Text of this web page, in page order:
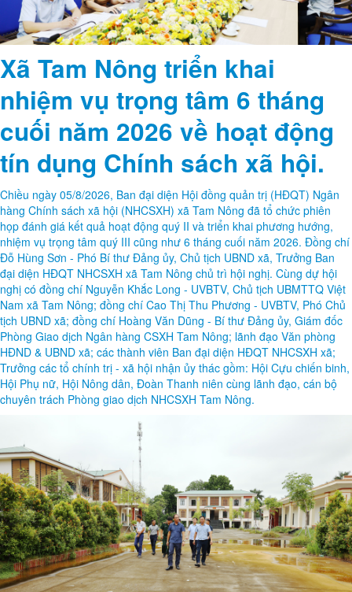
Xã Tam Nông triển khai
nhiệm vụ trọng tâm 6 tháng
cuối năm 2026 về hoạt động
tín dụng Chính sách xã hội.
Chiều ngày 05/8/2026, Ban đại diện Hội đồng quản trị (HĐQT) Ngân
hàng Chính sách xã hội (NHCSXH) xã Tam Nông đã tổ chức phiên
họp đánh giá kết quả hoạt động quý II và triển khai phương hướng,
nhiệm vụ trọng tâm quý III cũng như 6 tháng cuối năm 2026. Đồng chí
Đỗ Hùng Sơn - Phó Bí thư Đảng ủy, Chủ tịch UBND xã, Trưởng Ban
đại diện HĐQT NHCSXH xã Tam Nông chủ trì hội nghị. Cùng dự hội
nghị có đồng chí Nguyễn Khắc Long - UVBTV, Chủ tịch UBMTTQ Việt
Nam xã Tam Nông; đồng chí Cao Thị Thu Phương - UVBTV, Phó Chủ
tịch UBND xã; đồng chí Hoàng Văn Dũng - Bí thư Đảng ủy, Giám đốc
Phòng Giao dịch Ngân hàng CSXH Tam Nông; lãnh đạo Văn phòng
HĐND & UBND xã; các thành viên Ban đại diện HĐQT NHCSXH xã;
Trưởng các tổ chính trị - xã hội nhận ủy thác gồm: Hội Cựu chiến binh,
Hội Phụ nữ, Hội Nông dân, Đoàn Thanh niên cùng lãnh đạo, cán bộ
chuyên trách Phòng giao dịch NHCSXH Tam Nông.